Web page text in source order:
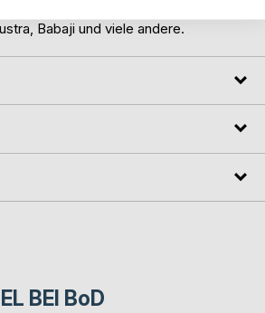
Babaji und viele andere.
BEI BoD